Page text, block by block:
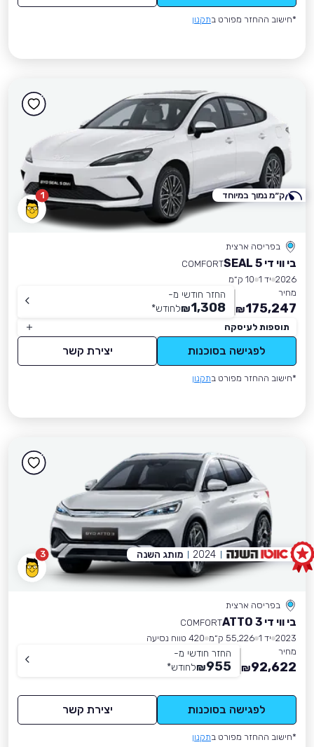
*חישוב ההחזר מפורט בתקנון
1
בפריסה ארצית
בי ווי די SEAL 5
COMFORT
2026 יד 1
10 ק״מ
מחיר
175,247
₪
החזר חודשי מ-
1,308
₪לחודש*
תוספות לעיסקה
לפגישה בסוכנות יצירת קשר
*חישוב ההחזר מפורט בתקנון
ק״מ נמוך במיוחד
3
בפריסה ארצית
בי ווי די ATTO 3
COMFORT
2023 יד 1 55,226 ק״מ
420 טווח נסיעה
מחיר
92,622
₪
החזר חודשי מ-
955
₪לחודש*
לפגישה בסוכנות יצירת קשר
*חישוב ההחזר מפורט בתקנון
2024 מותג השנה